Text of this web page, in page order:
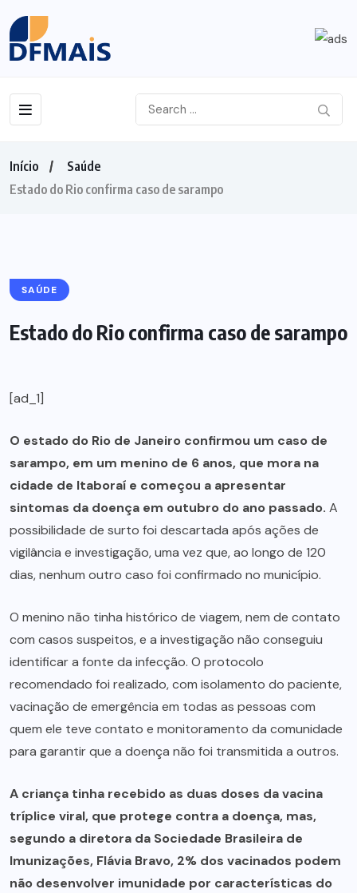
Início
Saúde
Estado do Rio confirma caso de sarampo
SAÚDE
Estado do Rio confirma caso de sarampo
[ad_1]
O estado do Rio de Janeiro confirmou um caso de
sarampo, em um menino de 6 anos, que mora na
cidade de Itaboraí e começou a apresentar
sintomas da doença em outubro do ano passado. A
possibilidade de surto foi descartada após ações de
vigilância e investigação, uma vez que, ao longo de 120
dias, nenhum outro caso foi confirmado no município.
O menino não tinha histórico de viagem, nem de contato
com casos suspeitos, e a investigação não conseguiu
identificar a fonte da infecção. O protocolo
recomendado foi realizado, com isolamento do paciente,
vacinação de emergência em todas as pessoas com
quem ele teve contato e monitoramento da comunidade
para garantir que a doença não foi transmitida a outros.
A criança tinha recebido as duas doses da vacina
tríplice viral, que protege contra a doença, mas,
segundo a diretora da Sociedade Brasileira de
Imunizações, Flávia Bravo, 2% dos vacinados podem
não desenvolver imunidade por características do